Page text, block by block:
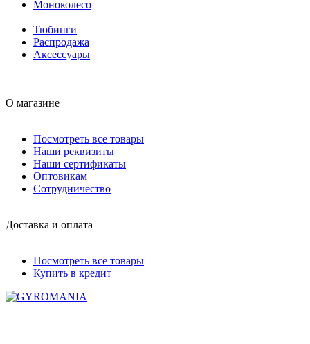
Моноколесо
Тюбинги
Распродажа
Аксессуары
О магазине
Посмотреть все товары
Наши реквизиты
Наши сертификаты
Оптовикам
Сотрудничество
Доставка и оплата
Посмотреть все товары
Купить в кредит